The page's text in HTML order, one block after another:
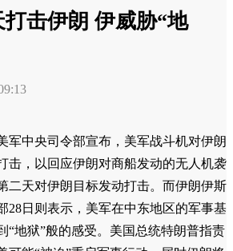
击伊朗 伊威胁“地
军中央司令部宣布，美军战斗机对伊朗
击，以回应伊朗对商船发动的无人机袭
二天对伊朗目标发动打击。而伊朗伊斯
28日则表示，美军在中东地区的军事基
“地狱”般的感受。美国总统特朗普指责